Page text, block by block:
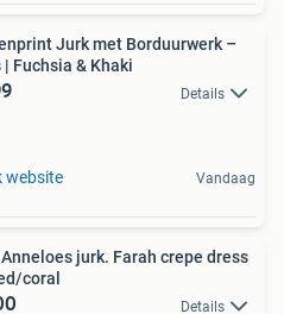
Jurk met Borduurwerk –
| Fuchsia & Khaki
Details
website Vandaag
jurk. Farah crepe dress
coral
Details